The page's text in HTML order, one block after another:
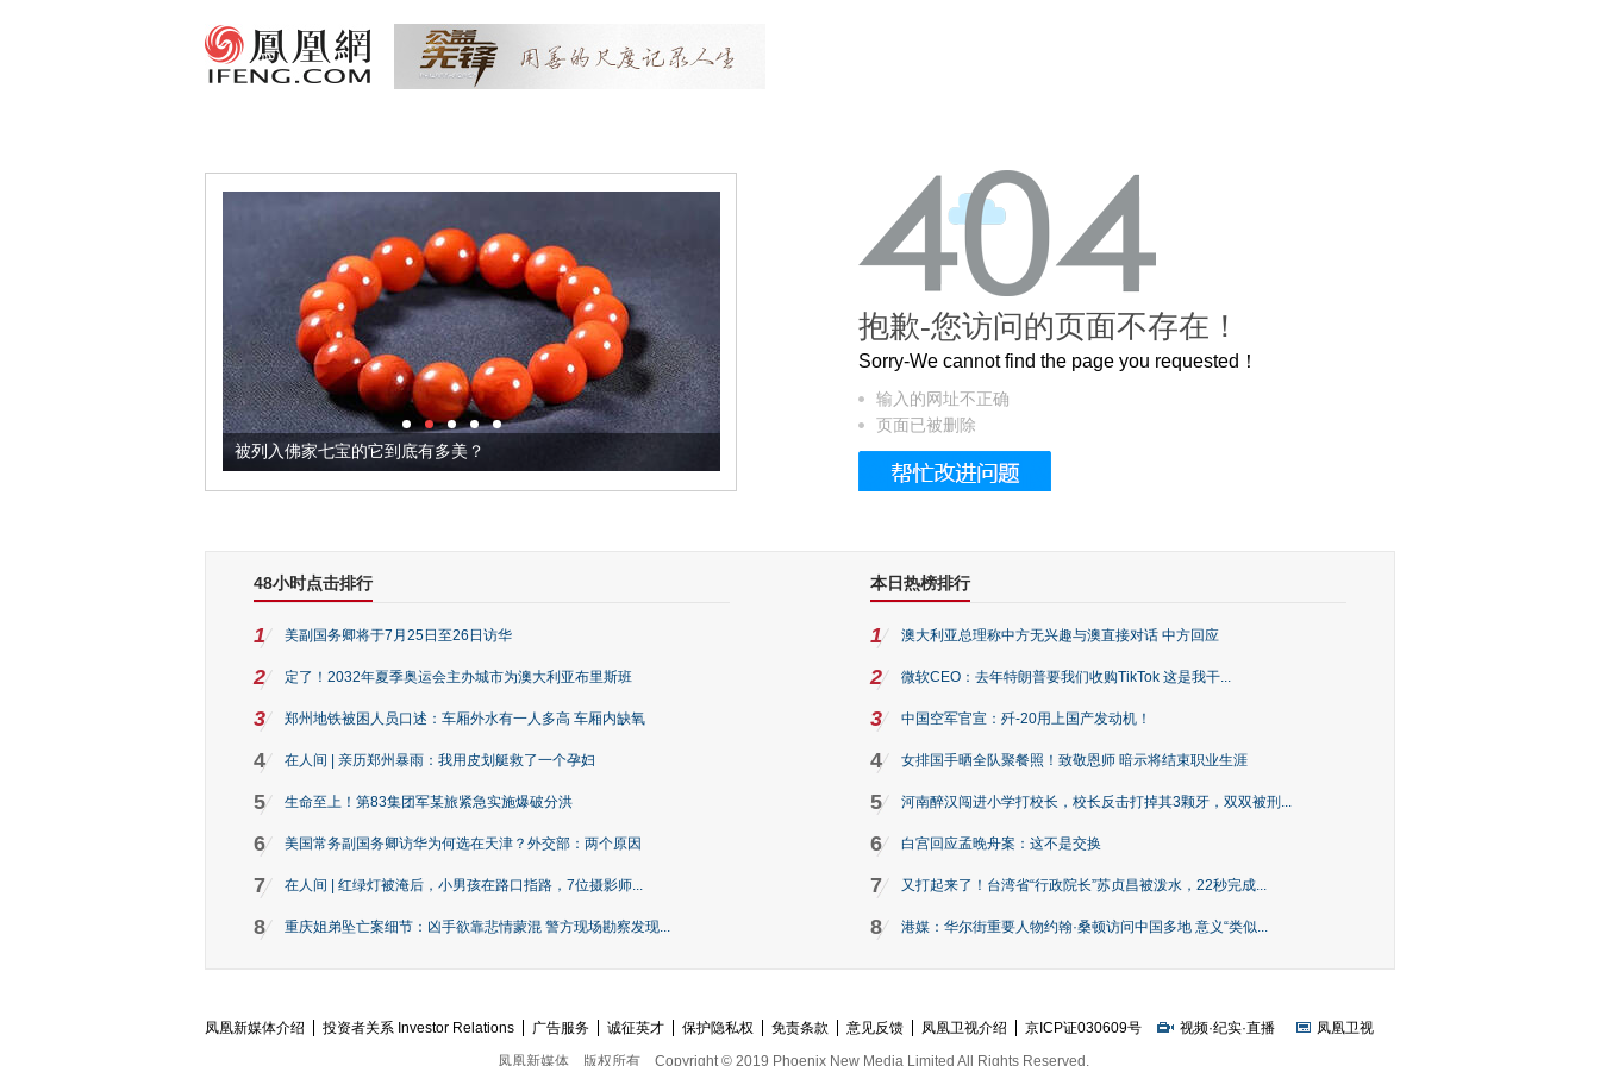
被列入佛家七宝的它到底有多美？ 这个3.2米的长卷，还原了600岁的紫禁城
抱歉-您访问的页面不存在！
Sorry-We cannot find the page you requested！
输入的网址不正确
页面已被删除
48小时点击排行
1 美副国务卿将于7月25日至26日访华
2 定了！2032年夏季奥运会主办城市为澳大利亚布里斯班
3 郑州地铁被困人员口述：车厢外水有一人多高 车厢内缺氧
4 在人间 | 亲历郑州暴雨：我用皮划艇救了一个孕妇
5 生命至上！第83集团军某旅紧急实施爆破分洪
6 美国常务副国务卿访华为何选在天津？外交部：两个原因
7 在人间 | 红绿灯被淹后，小男孩在路口指路，7位摄影师...
8 重庆姐弟坠亡案细节：凶手欲靠悲情蒙混 警方现场勘察发现...
本日热榜排行
1 澳大利亚总理称中方无兴趣与澳直接对话 中方回应
2 微软CEO：去年特朗普要我们收购TikTok 这是我干...
3 中国空军官宣：歼-20用上国产发动机！
4 女排国手晒全队聚餐照！致敬恩师 暗示将结束职业生涯
5 河南醉汉闯进小学打校长，校长反击打掉其3颗牙，双双被刑...
6 白宫回应孟晚舟案：这不是交换
7 又打起来了！台湾省“行政院长”苏贞昌被泼水，22秒完成...
8 港媒：华尔街重要人物约翰·桑顿访问中国多地 意义“类似...
凤凰新媒体介绍 投资者关系 Investor Relations 广告服务 诚征英才 保护隐私权 免责条款 意见反馈 凤凰卫视介绍 京ICP证030609号 视频·纪实·直播
凤凰卫视
凤凰新媒体
版权所有 Copyright © 2019 Phoenix New Media Limited All Rights Reserved.